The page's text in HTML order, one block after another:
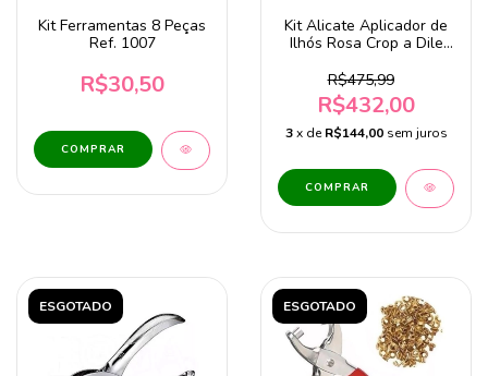
Kit Ferramentas 8 Peças
Ref. 1007
R$30,50
Kit Alicate Aplicador de
Ilhós Rosa Crop a Dile
R$475,99
R$432,00
3 x deR$144,00 sem juros
ESGOTADO ESGOTADO